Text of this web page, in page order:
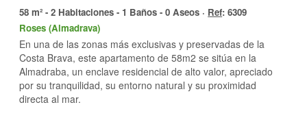
58 m² - 2 Habitaciones - 1 Baños - 0 Aseos · Ref: 6309
Roses (Almadrava)
En una de las zonas más exclusivas y preservadas de la
Costa Brava, este apartamento de 58m2 se sitúa en la
Almadraba, un enclave residencial de alto valor, apreciado
por su tranquilidad, su entorno natural y su proximidad
directa al mar.